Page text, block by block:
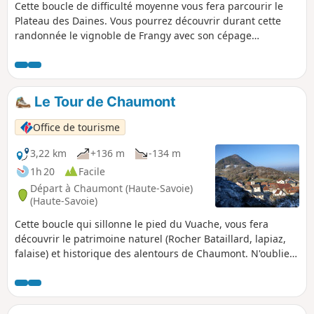
L’itinéraire se poursuit ensuite vers les
hauteurs du Fort supérieur, offrant un
panorama sur la cluse du Rhône, le
Fort inférieur conclut cette boucle riche
en histoire et en émotions.
Cette boucle de difficulté moyenne vous fera parcourir le
Plateau des Daines. Vous pourrez découvrir durant cette
randonnée le vignoble de Frangy avec son cépage
Le Tour de Chaumont
Office de tourisme
3,22 km
+136 m
-134 m
1h 20
Facile
Départ à Chaumont (Haute-Savoie)
(Haute-Savoie)
Cette boucle qui sillonne le pied du Vuache, vous fera
découvrir le patrimoine naturel (Rocher Bataillard, lapiaz,
falaise) et historique des alentours de Chaumont. N'oubliez
Chaumont et profitez de la vue panoramique.